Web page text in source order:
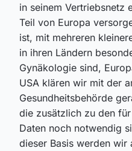
in seinem Vertriebsnetz
Teil von Europa
ist, mit mehreren
in ihren Ländern
Gynäkologie sind,
USA klären wir mit der
Gesundheitsbehörde
die zusätzlich zu den
Daten noch notwendig
dieser Basis werden wir